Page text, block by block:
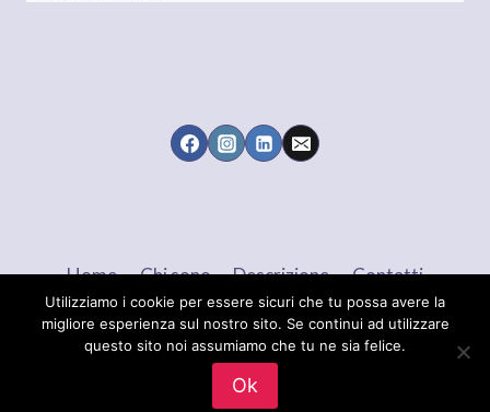
Home Chi sono Descrizione Contatti
© 2026 Maria Brigida LANGELLOTTI - Tema
WordPress diKadence WP
Utilizziamo i cookie per essere sicuri che tu possa avere la
migliore esperienza sul nostro sito. Se continui ad utilizzare
questo sito noi assumiamo che tu ne sia felice.
Ok